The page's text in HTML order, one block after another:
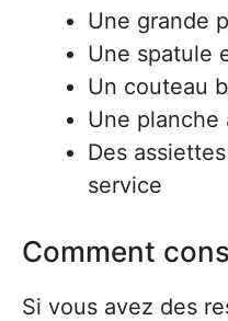
Une grande
Une spatule
Un couteau
Une planche
Des
service
Comment
Si vous avez des